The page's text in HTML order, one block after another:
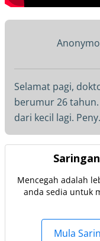
Selamat pagi,
berumur 26
dari kecil lagi.
Mencegah adalah
anda sedia untuk
Mula